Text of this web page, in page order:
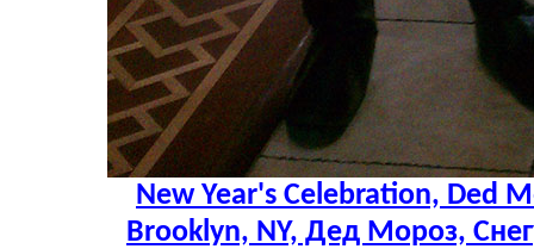
New Year's Celebration, Ded
Brooklyn, NY, Дед Мороз,